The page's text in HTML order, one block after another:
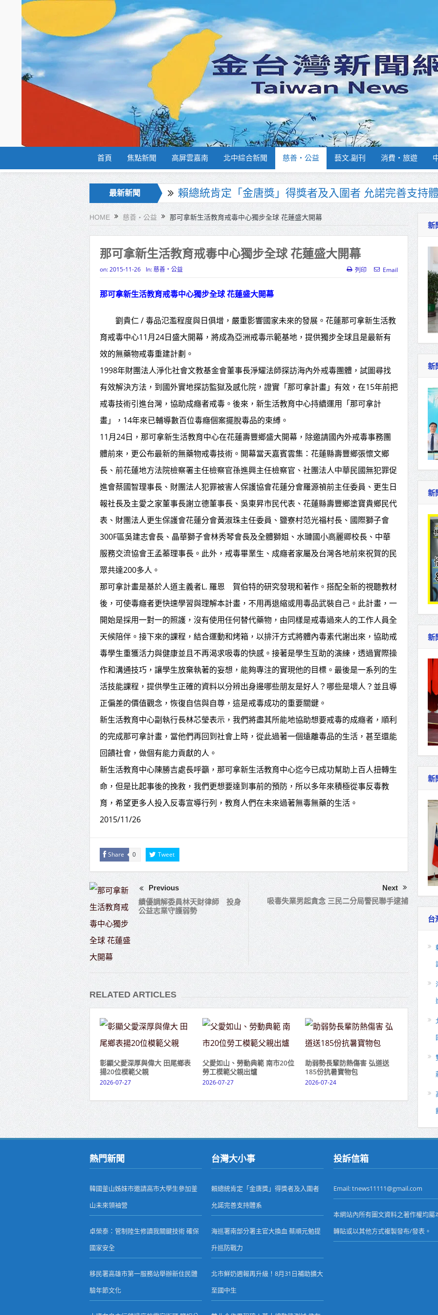
首頁 焦點新聞 高屏雲嘉南 北中綜合新聞 慈善‧公益 藝文.副刊 消費‧旅遊
最新新聞
海巡署南部分署主官大換血 蔡順元勉提升巡防戰力
北市鮮奶週報再升級！8月31日補助擴大至國中生
雙北合作里程碑！萬大線動態測試 侯友宜蔣萬安攜手
高齡健康產業博覽會8/7盛大登場 新北形象館亮相
打鐵厝北側產業園區產業設施公共動土創造千個就業
高雄「三民運動中心」市長陳其邁、運動部長李洋各
高雄東照山關帝廟全國國中小學書法比賽 圓滿落幕
賴清德總統主持將官晉任 期勉精進不對稱戰力
蔣萬安再拋出「倒閣說」 喊推陳其邁組閣
賴總統肯定「金唐獎」得獎者及入圍者 允諾完善支持
HOME 慈善‧公益 那可拿新生活教育戒毒中心獨步全球 花蓮盛大開幕
那可拿新生活教育戒毒中心獨步全球 花蓮盛大開幕
on:2015-11-26 In:慈善‧公益 列印 Email
那可拿新生活教育戒毒中心獨步全球 花蓮盛大開幕
劉貴仁 / 毒品氾濫程度與日俱增，嚴重影響國家未來的發展。花蓮那可拿新生活教
育戒毒中心11月24日盛大開幕，將成為亞洲戒毒示範基地，提供獨步全球且是最新有
效的無藥物戒毒重建計劃。
1998年財團法人淨化社會文教基金會董事長淨耀法師探訪海內外戒毒團體，試圖尋找
有效解決方法，到國外實地探訪監獄及感化院，證實「那可拿計畫」有效，在15年前把
戒毒技術引進台灣，協助成癮者戒毒。後來，新生活教育中心持續運用「那可拿計
畫」，14年來已輔導數百位毒癮個案擺脫毒品的束縛。
11月24日，那可拿新生活教育中心在花蓮壽豐鄉盛大開幕，除邀請國內外戒毒事務團
體前來，更公布最新的無藥物戒毒技術。開幕當天嘉賓雲集：花蓮縣壽豐鄉張懷文鄉
長、前花蓮地方法院檢察署主任檢察官孫進興主任檢察官、社團法人中華民國無犯罪促
進會蔡國智理事長、財團法人犯罪被害人保護協會花蓮分會羅源禎前主任委員、更生日
報社長及主愛之家董事長謝立德董事長、吳東昇市民代表、花蓮縣壽豐鄉塗寶貴鄉民代
表、財團法人更生保護會花蓮分會黃淑珠主任委員、鹽寮村范光福村長、國際獅子會
300F區吳建志會長、晶華獅子會林秀琴會長及全體獅姐、水璉國小高麗卿校長、中華
服務交流協會王孟蓁理事長。此外，戒毒畢業生、成癮者家屬及台灣各地前來祝賀的民
眾共達200多人。
那可拿計畫是基於人道主義者L. 羅恩 賀伯特的研究發現和著作。搭配全新的視聽教材
後，可使毒癮者更快速學習與理解本計畫，不用再退縮或用毒品武裝自己。此計畫，一
開始是採用一對一的照護，沒有使用任何替代藥物，由同樣是戒毒過來人的工作人員全
天候陪伴。接下來的課程，結合運動和烤箱，以排汗方式將體內毒素代謝出來，協助戒
毒學生重獲活力與健康並且不再渴求吸毒的快感。接著是學生互助的演練，透過實際操
作和溝通技巧，讓學生放棄執著的妄想，能夠專注的實現他的目標。最後是一系列的生
活技能課程，提供學生正確的資料以分辨出身邊哪些朋友是好人？哪些是壞人？並且導
正偏差的價值觀念，恢復自信與自尊，這是戒毒成功的重要關鍵。
新生活教育中心副執行長林芯瑩表示，我們將盡其所能地協助想要戒毒的成癮者，順利
的完成那可拿計畫，當他們再回到社會上時，從此過著一個遠離毒品的生活，甚至還能
回饋社會，做個有能力貢獻的人。
新生活教育中心陳勝吉處長呼籲，那可拿新生活教育中心迄今已成功幫助上百人扭轉生
命，但是比起事後的挽救，我們更想要達到事前的預防，所以多年來積極從事反毒教
育，希望更多人投入反毒宣導行列，教育人們在未來過著無毒無藥的生活。
2015/11/26
Share 0 Tweet
Previous
績優調解委員林天財律師 投身
公益志業守護弱勢
Next
吸毒失業男起貪念 三民二分局警民聯手逮捕
RELATED ARTICLES
彰顯父愛深厚與偉大 田尾鄉表
揚20位模範父親
2026-07-27
父愛如山、勞動典範 南市20位
勞工模範父親出爐
2026-07-27
助弱勢長輩防熱傷害 弘道送
185份抗暑寶物包
2026-07-24
新
新
新
新
新
台
熱門新聞
韓國釜山姊妹市邀請高市大學生參加釜
山未來領袖營
卓榮泰：管制陸生修讀我關鍵技術 確保
國家安全
移民署高雄市第一服務站舉辦新住民體
驗年節文化
台灣大小事
賴總統肯定「金唐獎」得獎者及入圍者
允諾完善支持體系
海巡署南部分署主官大換血 蔡順元勉提
升巡防戰力
北市鮮奶週報再升級！8月31日補助擴大
至國中生
投訴信箱
Email: tnews11111@gmail.com
本網站內所有圖文資料之著作權均
轉貼或以其他方式複製發布/發表。